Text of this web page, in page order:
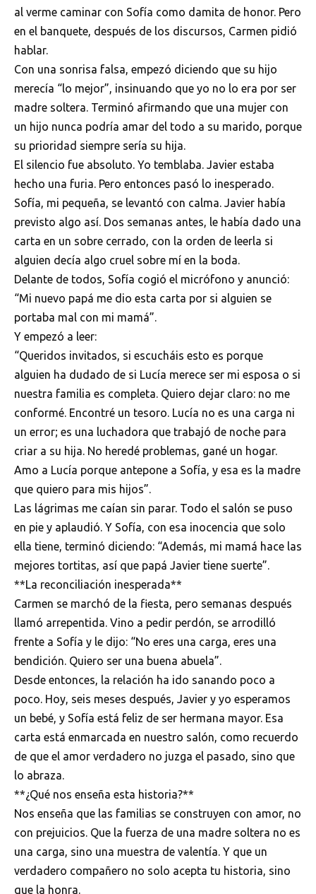
al verme caminar con Sofía como damita de honor. Pero
en el banquete, después de los discursos, Carmen pidió
hablar.
Con una sonrisa falsa, empezó diciendo que su hijo
merecía “lo mejor”, insinuando que yo no lo era por ser
madre soltera. Terminó afirmando que una mujer con
un hijo nunca podría amar del todo a su marido, porque
su prioridad siempre sería su hija.
El silencio fue absoluto. Yo temblaba. Javier estaba
hecho una furia. Pero entonces pasó lo inesperado.
Sofía, mi pequeña, se levantó con calma. Javier había
previsto algo así. Dos semanas antes, le había dado una
carta en un sobre cerrado, con la orden de leerla si
alguien decía algo cruel sobre mí en la boda.
Delante de todos, Sofía cogió el micrófono y anunció:
“Mi nuevo papá me dio esta carta por si alguien se
portaba mal con mi mamá”.
Y empezó a leer:
“Queridos invitados, si escucháis esto es porque
alguien ha dudado de si Lucía merece ser mi esposa o si
nuestra familia es completa. Quiero dejar claro: no me
conformé. Encontré un tesoro. Lucía no es una carga ni
un error; es una luchadora que trabajó de noche para
criar a su hija. No heredé problemas, gané un hogar.
Amo a Lucía porque antepone a Sofía, y esa es la madre
que quiero para mis hijos”.
Las lágrimas me caían sin parar. Todo el salón se puso
en pie y aplaudió. Y Sofía, con esa inocencia que solo
ella tiene, terminó diciendo: “Además, mi mamá hace las
mejores tortitas, así que papá Javier tiene suerte”.
**La reconciliación inesperada**
Carmen se marchó de la fiesta, pero semanas después
llamó arrepentida. Vino a pedir perdón, se arrodilló
frente a Sofía y le dijo: “No eres una carga, eres una
bendición. Quiero ser una buena abuela”.
Desde entonces, la relación ha ido sanando poco a
poco. Hoy, seis meses después, Javier y yo esperamos
un bebé, y Sofía está feliz de ser hermana mayor. Esa
carta está enmarcada en nuestro salón, como recuerdo
de que el amor verdadero no juzga el pasado, sino que
lo abraza.
**¿Qué nos enseña esta historia?**
Nos enseña que las familias se construyen con amor, no
con prejuicios. Que la fuerza de una madre soltera no es
una carga, sino una muestra de valentía. Y que un
verdadero compañero no solo acepta tu historia, sino
que la honra.